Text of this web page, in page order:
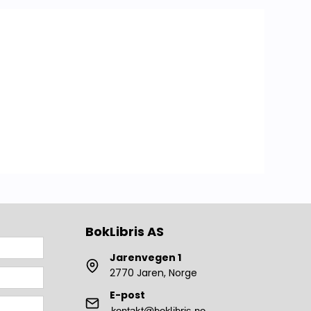
BokLibris AS
Jarenvegen 1
2770 Jaren, Norge
E-post